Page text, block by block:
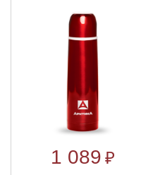
1 089 ₽